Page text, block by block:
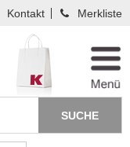
Kontakt Merkliste